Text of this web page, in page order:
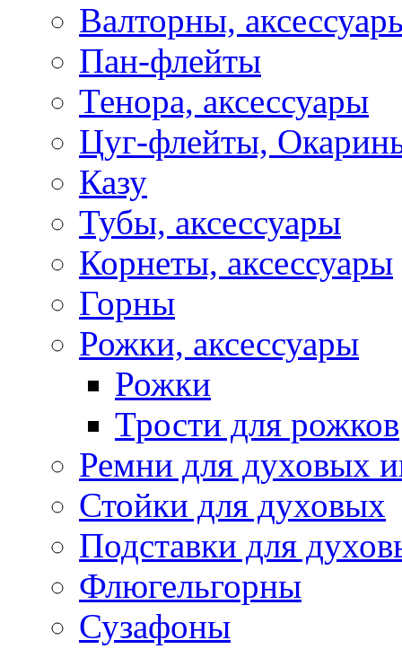
Валторны,
Пан-флейты
Тенора, аксессуары
Цуг-флейты,
Казу
Тубы, аксессуары
Корнеты, аксессуары
Горны
Рожки, аксессуары
Рожки
Трости для рожков
Ремни для духовых
Стойки для духовых
Подставки для
Флюгельгорны
Сузафоны